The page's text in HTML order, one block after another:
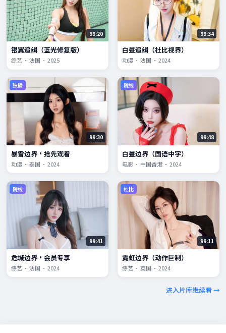
99:20
银翼追缉（蓝光修复版）
综艺 · 法国 · 2025
99:34
白昼追缉（杜比视界）
动漫 · 法国 · 2024
独播
99:30
暴雪边界·抢先观看
动漫 · 泰国 · 2024
院线
99:48
白昼边界（国语中字）
电影 · 中国香港 · 2024
院线
99:41
危城边界·会员专享
综艺 · 法国 · 2024
杜比
99:11
霓虹边界（动作巨制）
综艺 · 英国 · 2024
进入片库继续看 →